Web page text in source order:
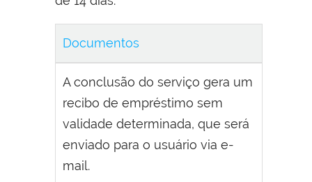
Documentos
A conclusão do serviço gera um
recibo de empréstimo sem
validade determinada, que será
enviado para o usuário via e-
mail.